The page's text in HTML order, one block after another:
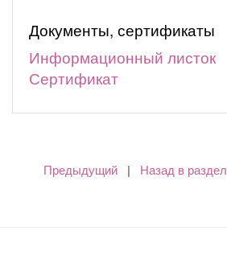
Документы, сертификаты
Информационный листок
Сертификат
Предыдущий | Назад в раздел